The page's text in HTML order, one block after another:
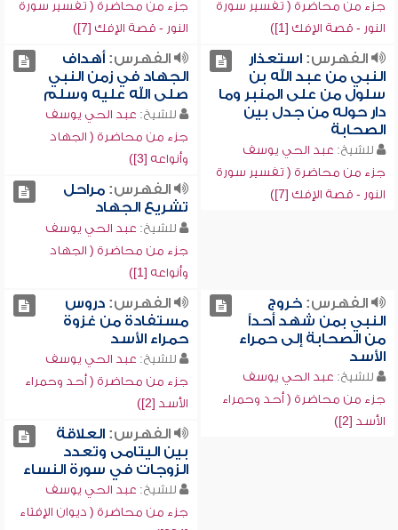
جزء من محاضرة ( تفسير سورة
النور - قصة الإفك [1])
جزء من محاضرة ( تفسير سورة
النور - قصة الإفك [7])
الفهرس:استعذار
النبي من عبد الله بن
سلول من على المنبر وما
دار حوله من جدل بين
الصحابة
للشيخ: عبد الحي يوسف
جزء من محاضرة ( تفسير سورة
النور - قصة الإفك [7])
الفهرس:أهداف
الجهاد في زمن النبي
صلى الله عليه وسلم
للشيخ: عبد الحي يوسف
جزء من محاضرة ( الجهاد
وأنواعه [3])
الفهرس:مراحل
تشريع الجهاد
للشيخ: عبد الحي يوسف
جزء من محاضرة ( الجهاد
وأنواعه [1])
الفهرس:خروج
النبي بمن شهد أحداً
من الصحابة إلى حمراء
الأسد
للشيخ: عبد الحي يوسف
جزء من محاضرة ( أحد وحمراء
الأسد [2])
الفهرس:دروس
مستفادة من غزوة
حمراء الأسد
للشيخ: عبد الحي يوسف
جزء من محاضرة ( أحد وحمراء
الأسد [2])
الفهرس:العلاقة
بين اليتامى وتعدد
الزوجات في سورة النساء
للشيخ: عبد الحي يوسف
جزء من محاضرة ( ديوان الإفتاء